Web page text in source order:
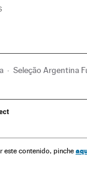
Seleção Argentina
este contenido, pinche